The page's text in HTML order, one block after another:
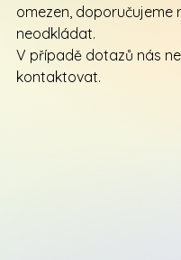
omezen, doporučujeme
neodkládat.
V případě dotazů nás
kontaktovat.